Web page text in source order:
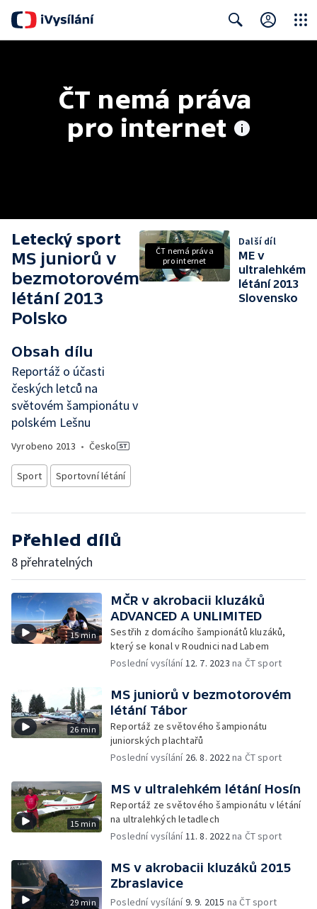
ČT nemá práva
pro internet
Letecký sport
MS juniorů v
bezmotorovém
létání 2013
Polsko
Obsah dílu
Reportáž o účasti
českých letců na
světovém šampionátu v
polském Lešnu
Vyrobeno 2013 • Česko
Sport Sportovní létání
ČT nemá práva
pro internet
Další díl
ME v
ultralehkém
létání 2013
Slovensko
Přehled dílů
8 přehratelných
15 min
MČR v akrobacii kluzáků
ADVANCED A UNLIMITED
Sestřih z domácího šampionátů kluzáků,
který se konal v Roudnici nad Labem
Poslední vysílání12. 7. 2023 na ČT sport
26 min
MS juniorů v bezmotorovém
létání Tábor
Reportáž ze světového šampionátu
juniorských plachtařů
Poslední vysílání 26. 8. 2022na ČT sport
15 min
MS v ultralehkém létání Hosín
Reportáž ze světového šampionátu v létání
na ultralehkých letadlech
Poslední vysílání11. 8. 2022na ČT sport
29 min
MS v akrobacii kluzáků 2015
Zbraslavice
Poslední vysílání9. 9. 2015 na ČT sport